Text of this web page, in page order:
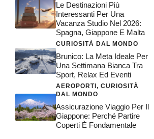
Le Destinazioni Più
Interessanti Per Una
Vacanza Studio Nel 2026:
Spagna, Giappone E Malta
CURIOSITÀ DAL MONDO
Brunico: La Meta Ideale Per
Una Settimana Bianca Tra
Sport, Relax Ed Eventi
AEROPORTI , CURIOSITÀ
DAL MONDO
Assicurazione Viaggio Per Il
Giappone: Perché Partire
Coperti È Fondamentale